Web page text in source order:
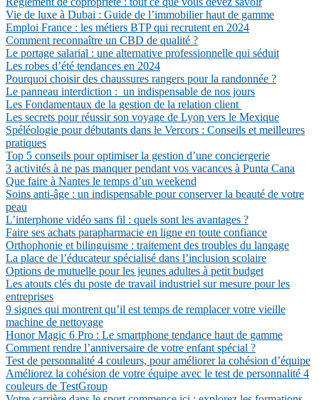
Vie de luxe à Dubai : Guide de l’immobilier haut de gamme
Emploi France : les métiers BTP qui recrutent en 2024
Comment reconnaître un CBD de qualité ?
Le portage salarial : une alternative professionnelle qui séduit
Les robes d’été tendances en 2024
Pourquoi choisir des chaussures rangers pour la randonnée ?
Le panneau interdiction : un indispensable de nos jours
Les Fondamentaux de la gestion de la relation client
Les secrets pour réussir son voyage de Lyon vers le Mexique
Spéléologie pour débutants dans le Vercors : Conseils et meilleures
pratiques
Top 5 conseils pour optimiser la gestion d’une conciergerie
3 activités à ne pas manquer pendant vos vacances à Punta Cana
Que faire à Nantes le temps d’un weekend
Soins anti-âge : un indispensable pour conserver la beauté de votre
peau
L’interphone vidéo sans fil : quels sont les avantages ?
Faire ses achats parapharmacie en ligne en toute confiance
Orthophonie et bilinguisme : traitement des troubles du langage
La place de l’éducateur spécialisé dans l’inclusion scolaire
Options de mutuelle pour les jeunes adultes à petit budget
Les atouts clés du poste de travail industriel sur mesure pour les
entreprises
9 signes qui montrent qu’il est temps de remplacer votre vieille
machine de nettoyage
Honor Magic 6 Pro : Le smartphone tendance haut de gamme
Comment rendre l’anniversaire de votre enfant spécial ?
Test de personnalité 4 couleurs, pour améliorer la cohésion d’équipe
Améliorez la cohésion de votre équipe avec le test de personnalité 4
couleurs de TestGroup